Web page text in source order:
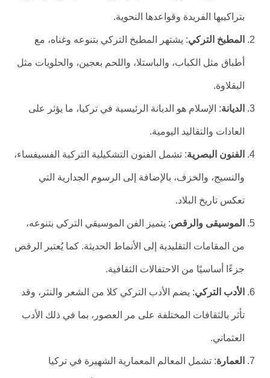
بتراكيبها الفريدة وقواعدها النحوية.
المطبخ التركي: يشتهر المطبخ التركي بتنوعه وغناه، مع
أطباق مثل الكباب، والباستلا، واللحم بعجين، والحلويات مثل
البقلاوة.
الديانة: الإسلام هو الديانة الرئيسية في تركيا، ما يؤثر على
العادات والتقاليد اليومية.
الفنون البصرية: تشمل الفنون التشكيلية التركية الفسيفساء،
والنسيج، والخزف، بالإضافة إلى الرسوم الجدارية التي
تعكس تاريخ البلاد.
الموسيقى والرقص: يتميز الفن الموسيقي التركي بتنوعه،
من المقامات التقليدية إلى الأنماط الحديثة. كما يُعتبر الرقص
جزءًا أساسيًا من الاحتفالات الثقافية.
الأدب التركي: يضم الأدب التركي كلا من الشعر والنثر، وقد
تأثر بالثقافات المختلفة على مر العصور، بما في ذلك الأدب
العثماني.
العمارة: تشمل المعالم المعمارية الشهيرة في تركيا